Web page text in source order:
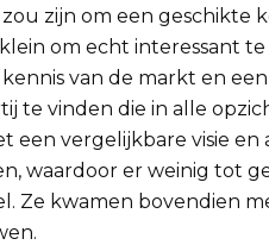
zijn om een geschikte
om echt interessant
van de markt en
te vinden die in alle
een vergelijkbare visie
waardoor er weinig tot
Ze kwamen bovendien